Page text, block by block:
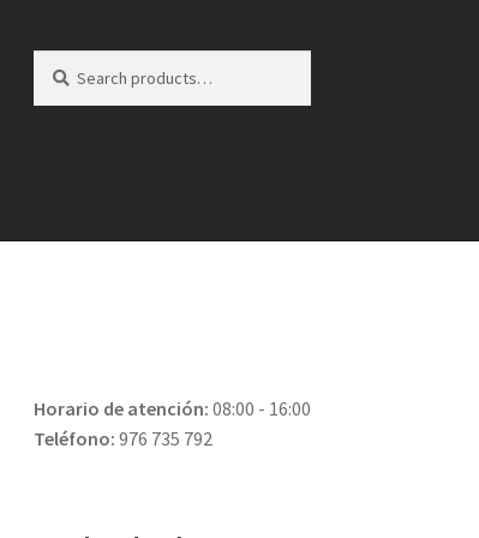
for:
Horario de atención: 08:00 - 16:00
Teléfono: 976 735 792